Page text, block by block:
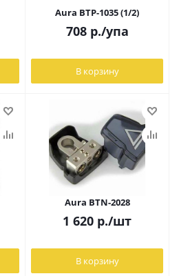
Aura BTP-1035 (1/2)
708р./упа
В корзину
Aura BTN-2028
1 620 р./шт
В корзину